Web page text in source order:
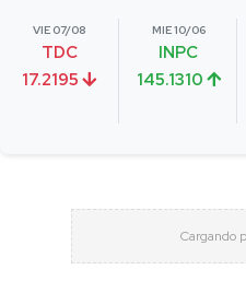
VIE 07/08
TDC
17.2195
MIE 10/06
INPC
145.1310